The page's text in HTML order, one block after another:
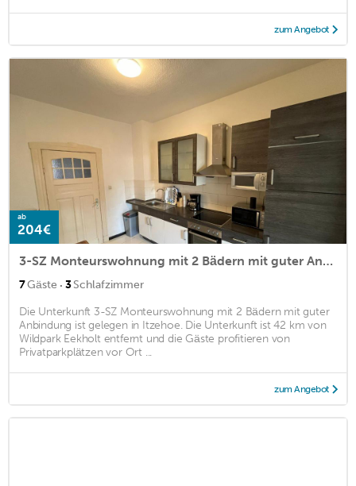
zum Angebot
ab
204€
3-SZ Monteurswohnung mit 2 Bädern mit guter Anbindung
7Gäste · 3Schlafzimmer
Die Unterkunft 3-SZ Monteurswohnung mit 2 Bädern mit guter
Anbindung ist gelegen in Itzehoe. Die Unterkunft ist 42 km von
Wildpark Eekholt entfernt und die Gäste profitieren von
Privatparkplätzen vor Ort ...
zum Angebot